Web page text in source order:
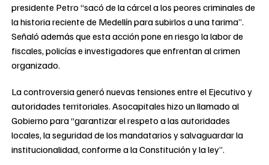
presidente Petro “sacó de la cárcel a los peores criminales de
la historia reciente de Medellín para subirlos a una tarima”.
Señaló además que esta acción pone en riesgo la labor de
fiscales, policías e investigadores que enfrentan al crimen
organizado.
La controversia generó nuevas tensiones entre el Ejecutivo y
autoridades territoriales. Asocapitales hizo un llamado al
Gobierno para “garantizar el respeto a las autoridades
locales, la seguridad de los mandatarios y salvaguardar la
institucionalidad, conforme a la Constitución y la ley”.